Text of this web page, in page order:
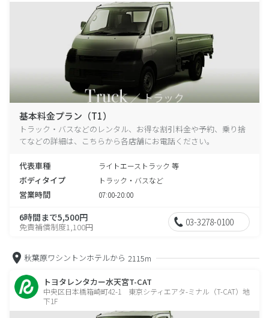
基本料金プラン（T1）
トラック・バスなどのレンタル、お得な割引料金や予約、乗り捨
てなどの詳細は、こちらから各店舗にお電話ください。
代表車種 ライトエーストラック 等
ボディタイプ トラック・バスなど
営業時間 07:00-20:00
6時間まで5,500円
免責補償制度1,100円 03-3278-0100
秋葉原ワシントンホテルから 2115m
トヨタレンタカー水天宮T-CAT
中央区日本橋箱崎町42-1 東京シティエアタ-ミナル（T-CAT）地
下1F